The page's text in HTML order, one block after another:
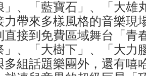
」、「藍寶石」、「大雄
力帶來多樣風格的音樂現
直接到免費區域舞台「青
」、「大樹下」、「大力
多組話題樂團外，還有嘻